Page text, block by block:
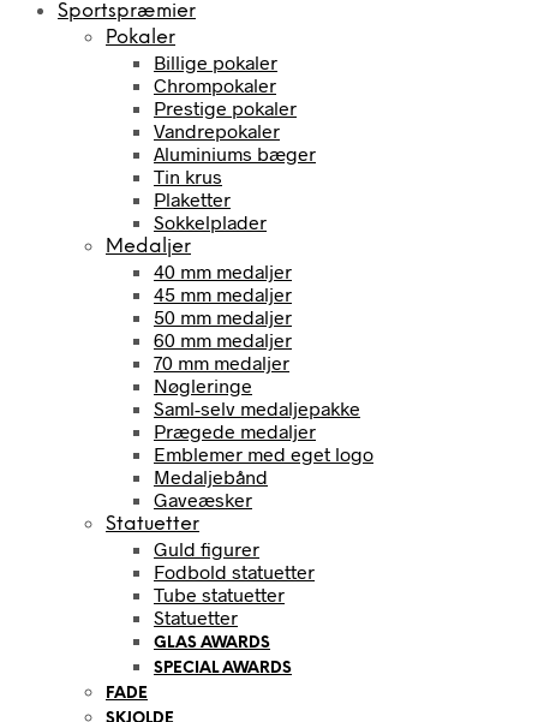
Sportspræmier
Pokaler
Billige pokaler
Chrompokaler
Prestige pokaler
Vandrepokaler
Aluminiums bæger
Tin krus
Plaketter
Sokkelplader
Medaljer
40 mm medaljer
45 mm medaljer
50 mm medaljer
60 mm medaljer
70 mm medaljer
Nøgleringe
Saml-selv medaljepakke
Prægede medaljer
Emblemer med eget logo
Medaljebånd
Gaveæsker
Statuetter
Guld figurer
Fodbold statuetter
Tube statuetter
Statuetter
GLAS AWARDS
SPECIAL AWARDS
FADE